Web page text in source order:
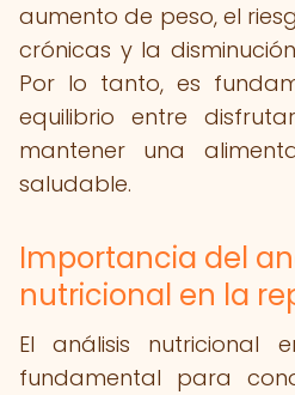
aumento de peso, el
crónicas y la
Por lo tanto, es
equilibrio entre
mantener una
saludable.
Importancia del
nutricional en la
El análisis nutricional
fundamental para